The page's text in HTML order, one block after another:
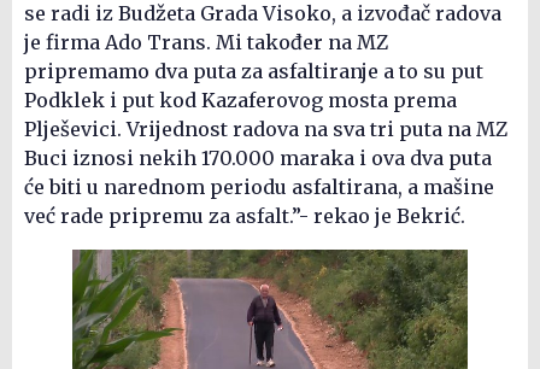
se radi iz Budžeta Grada Visoko, a izvođač radova
je firma Ado Trans. Mi također na MZ
pripremamo dva puta za asfaltiranje a to su put
Podklek i put kod Kazaferovog mosta prema
Plješevici. Vrijednost radova na sva tri puta na MZ
Buci iznosi nekih 170.000 maraka i ova dva puta
će biti u narednom periodu asfaltirana, a mašine
već rade pripremu za asfalt.”- rekao je Bekrić.